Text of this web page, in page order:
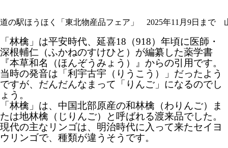
道の駅ほうほく「東北物産品フェア」 2025年11月9日まで
「林檎」は平安時代、延喜18（918）年頃に医師・
深根輔仁（ふかねのすけひと）が編纂した薬学書
『本草和名（ほんぞうみょう）』からの引用です。
当時の発音は「利宇古宇（りうこう）」だったよう
ですが、だんだんなまって「りんご」になるのでし
ょう。
「林檎」は、中国北部原産の和林檎（わりんご）ま
たは地林檎（じりんご）と呼ばれる渡来品でした。
現代の主なリンゴは、明治時代に入って来たセイヨ
ウリンゴで、種類が違うそうです。